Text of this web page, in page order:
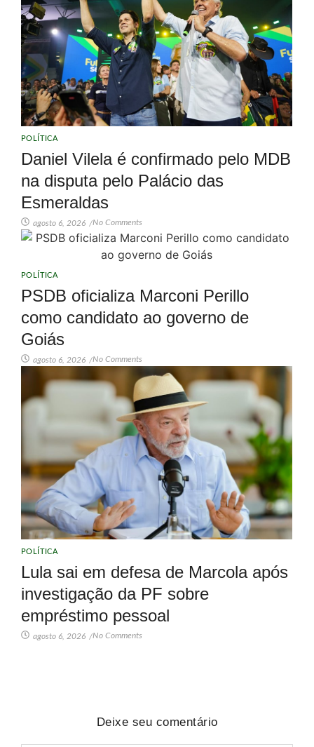
POLÍTICA
Daniel Vilela é confirmado pelo MDB
na disputa pelo Palácio das
Esmeraldas
agosto 6, 2026 /No Comments
POLÍTICA
PSDB oficializa Marconi Perillo
como candidato ao governo de
Goiás
agosto 6, 2026 /No Comments
POLÍTICA
Lula sai em defesa de Marcola após
investigação da PF sobre
empréstimo pessoal
agosto 6, 2026 /No Comments
Deixe seu comentário